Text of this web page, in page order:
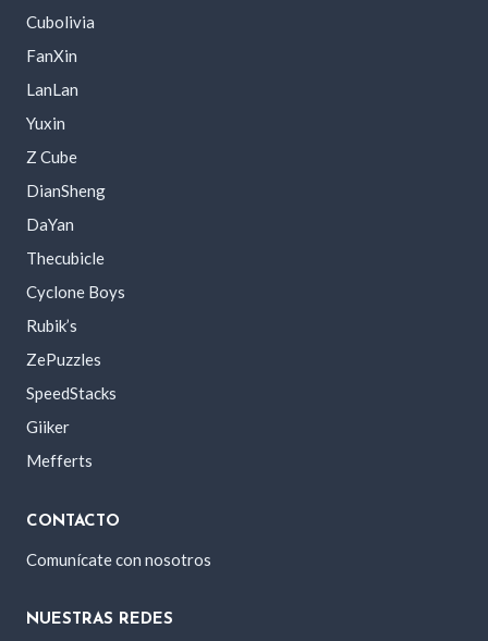
Cubolivia
FanXin
LanLan
Yuxin
Z Cube
DianSheng
DaYan
Thecubicle
Cyclone Boys
Rubik’s
ZePuzzles
SpeedStacks
Giiker
Mefferts
CONTACTO
Comunícate con nosotros
NUESTRAS REDES